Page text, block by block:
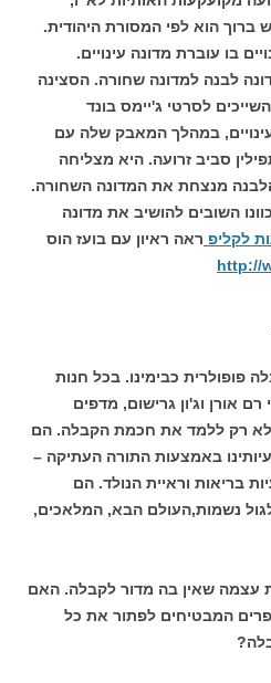
הוא לפי המסורת היהודית.
בו עוברת מדונה עינויים.
לבנה למדונה שחורה. הסצינה
לסרטי ג'יימס בונד
במהלך המאבק שלה עם
סביב זרועה. היא מצליחה
מנצחת את המדונה השחורה.
השובים להושיב את מדונה
לקליפ ראה ראיון עם בועז הוס
http://
פופולרית כבימינו. בכל חנות
אורן וג'ון גרישום, מדפים
לא רק ללמד את חכמת הקבלה. הם
באמצעות התורה העתיקה –
בריאות וראיית הנולד. הם
נשמות,העולם הבא, המלאכים,
עצמה שאין בה מדור לקבלה. האם
המבטיחים לפתור את כל